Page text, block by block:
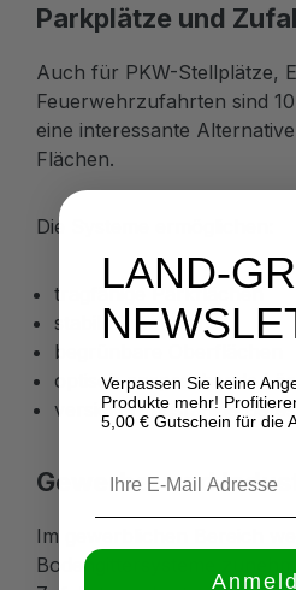
Parkplätze und
Auch für PKW-Stellplätze,
Feuerwehrzufahrten sind
eine interessante
Flächen.
Die Systeme ermöglichen:
tragfähige Parkflächen
stabile Zufahrten
begrünbare Oberflächen
optisch ansprechende
versickerungsfähige
Gewerbe- und
Im gewerblichen Bereich
Bodengittersysteme
LAND-
Verpassen Sie keine
Produkte mehr!
5,00 € Gutschein für die